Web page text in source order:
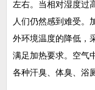
左右。当相对湿度过
人们仍然感到难受。
外环境温度的降低，
满足加热要求。空气
各种汗臭、体臭、浴